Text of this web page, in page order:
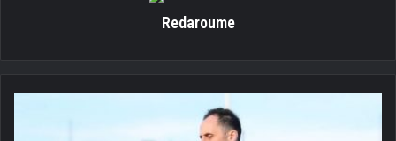
Redaroume